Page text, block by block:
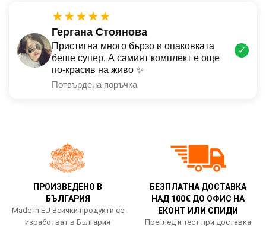
★★★★★
Гергана Стоянова
Пристигна много бързо и опаковката
беше супер. А самият комплект е още
по-красив на живо ✨
Потвърдена поръчка
✓
ПРОИЗВЕДЕНО В
БЪЛГАРИЯ
Made in EU Всички продукти се
изработват в България
БЕЗПЛАТНА ДОСТАВКА
НАД 100€ ДО ОФИС НА
ЕКОНТ ИЛИ СПИДИ
Преглед и тест при доставка